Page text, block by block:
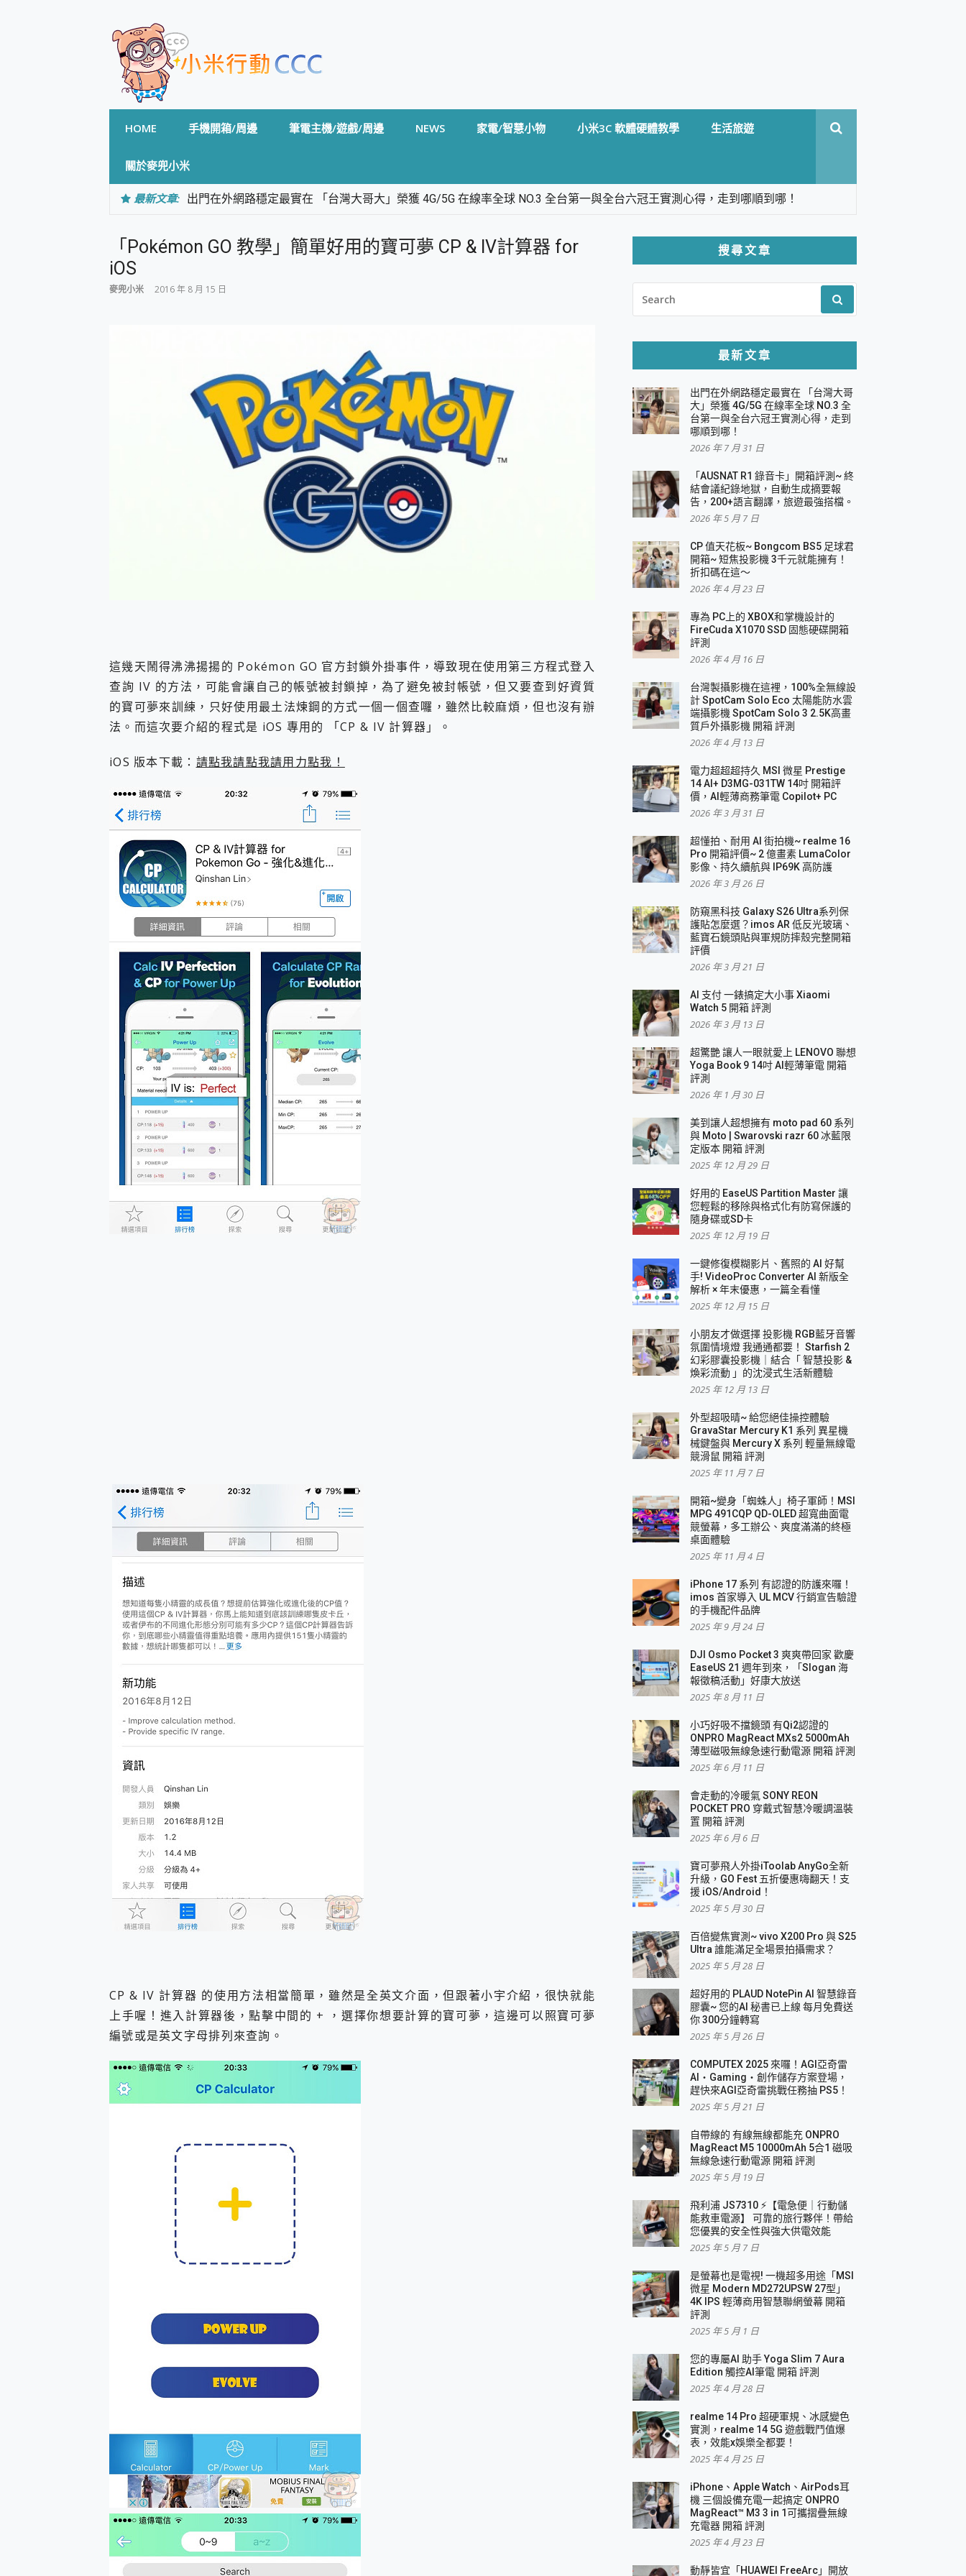
HOME 手機開箱/周邊 筆電主機/遊戲/周邊 NEWS 家電/智慧小物 小米3C 軟體硬體教學 生活旅遊
關於麥兜小米
最新文章: 出門在外網路穩定最實在 「台灣大哥大」榮獲 4G/5G 在線率全球 NO.3 全台第一與全台六冠王實測心得，走到哪順到哪！
專為 PC上的 XBOX和掌機設計的 FireCuda X1070 SSD 固態硬碟開箱 評測
台灣製攝影機在這裡，100%全無線設計 SpotCam Solo Eco 太陽能防水雲端攝影機 SpotCam Solo 3 2.5K高畫質戶外攝影機 開箱 評
電力超超超持久 MSI 微星 Prestige 14 AI+ D3MG-031TW 14吋 開箱評價，AI輕薄商務筆電 Copilot+ PC
超驚艷 讓人一眼就愛上 LENOVO 聯想 Yoga Book 9 14吋 AI輕薄筆電 開箱 評測
美到讓人超想擁有 moto pad 60 系列 與 Moto | Swarovski razr 60 冰藍限定版本 開箱 評測
好用的 EaseUS Partition Master 讓您輕鬆的移除與格式化有防寫保護的隨身碟或SD卡
一鍵修復模糊影片、舊照的 AI 好幫手! VideoProc Converter AI 新版全解析 × 年末優惠，一篇全看懂
小朋友才做選擇 投影機 RGB藍牙音響 氛圍情境燈 我通通都要！ Starfish 2 幻彩膠囊投影機｜結合「 智慧投影 & 煥彩流動 」的沈浸
式生活新體驗
外型超吸晴~ 給您絕佳操控體驗 GravaStar Mercury K1 系列 異星機械鍵盤與 Mercury X 系列 輕量無線電競滑鼠 開箱 評測
開箱~變身「蜘蛛人」椅子軍師！MSI MPG 491CQP QD-OLED 超寬曲面電競螢幕，多工辦公、爽度滿滿的終極桌面體驗
iPhone 17 系列 有認證的防護來囉！ imos 首家導入 UL MCV 行銷宣告驗證的手機配件品牌
DJI Osmo Pocket 3 爽爽帶回家 歡慶 EaseUS 21 週年到來，「Slogan 海報徵稿活動」好康大放送
小巧好吸不擋鏡頭 有Qi2認證的 ONPRO MagReact MXs2 5000mAh薄型磁吸無線急速行動電源 開箱 評測
會走動的冷暖氣 SONY REON POCKET PRO 穿戴式智慧冷暖調溫裝置 開箱 評測
寶可夢飛人外掛iToolab AnyGo全新升級，GO Fest 五折優惠嗨翻天！支援 iOS/Android！
超好用的 PLAUD NotePin AI 智慧錄音膠囊~ 您的AI 秘書已上線 每月免費送你 300分鐘轉寫
COMPUTEX 2025 來囉！AGI亞奇雷 AI・Gaming・創作儲存方案登場，趕快來AGI亞奇雷挑戰任務抽 PS5！
自帶線的 有線無線都能充 ONPRO MagReact M5 10000mAh 5合1 磁吸無線急速行動電源 開箱 評測
飛利浦 JS7310 ⚡【電急便｜行動儲能救車電源】 可靠的旅行夥伴！帶給您優異的安全性與強大供電效能
是螢幕也是電視! 一機超多用途「MSI微星 Modern MD272UPSW 27型」 4K IPS 輕薄商用智慧聯網螢幕 開箱 評測
realme 14 Pro 超硬軍規、冰感變色實測，realme 14 5G 遊戲戰鬥值爆表，效能x娛樂全都要！
iPhone、Apple Watch、AirPods耳機 三個設備充電一起搞定 ONPRO MagReact™ M3 3 in 1可攜摺疊無線充電器 開箱 評測
動靜皆宜「HUAWEI FreeArc」開放式耳掛耳機，無感配戴! 超穩超服貼，音質、通話也很優質
好玩好拍 vivo V50 ~ 口袋裡的 Zeiss 潮流攝影棚!
25種洗烘模式一機搞定! Roborock 衣莉莎白 H1 Neo分子篩洗脫烘 AI 滾筒洗衣機
B&O 精品級音響! Home+ 中嘉寬頻 SoundBox 劇院串流盒 開箱 評測
EaseUS Vocal Remover 免費線上去聲器一鍵去除人聲 人聲 音樂分離 2024 消除人聲推薦
3 個超值 MHN 飛人工具分享~~ iToolab AnyGo 魔物獵人 Now飛人 ios教學 不出門也可以到處走
Locawhere AnyTo 寶可夢飛人 AnyTo 不出門也可以飛遍全世界
小體積 40000mAh 超大容量 一次充5個設備 充好充滿 CUKTECH 酷態科 300W 微型充電站 開箱 評測
97.3% 恢復率，資料救援就是這麼簡單 EaseUS Data Recovery Wizard Free 18.0.0 業界最好的資料救援軟體
磁碟系統大風吹 有了 磁碟管理程式 EaseUS Partition Master 就是這麼簡單
全新 SONY Xperia 1 VI 開箱! 相機實測! 長焦覆蓋更遠更清晰、2日長續航、頂尖影音娛樂效能~
Xiaomi 14 Ultra 開箱 評測~ 有深度的 Leica 影像旗艦手機! 加碼小旗艦 Xiaomi 14 開箱 評測
vivo TWS 3e 真無線藍牙耳機智慧降噪升級、音質明亮溫潤，並支援雙設備連接~
MSI Claw 掌機專屬配件包 來囉 完美保護 MSI Claw A1M-026TW 電競掌機
人像旗艦 vivo V30 系列 開箱 評測! 首搭蔡司光學鏡頭、攝影棚級柔光環、拍攝功能最好玩的美拍神機 vivo V30 Pro
多個願望一次滿足 超強散熱 微星 MSI Claw A1M-026TW 電競掌機 開箱 評測
一吸完美對位 擁有超強吸力與超好用的隱磁支架 O-ONE MAG 最會吸的行動電源 開箱 評測
OPPO 哈蘇 300mm 專業增距鏡實測：Find X9 Ultra 光學長焦隨手拍，紀錄生活就是這麼簡單
Motorola edge 70 pro 及 moto g37 power上市，登錄在送飛利浦氣炸鍋
近八千元的 Soundcore Liberty 5 Pro Max，有螢幕的耳機會是智商稅嗎?
ASUS Pad 全面應援 Me Time，加碼愛奇藝黃金雙周卡體驗，專案價最低 NT$0 起
「Pokémon GO 教學」簡單好用的寶可夢 CP & IV計算器 for
iOS
麥兜小米 2016 年 8 月 15 日
這幾天鬧得沸沸揚揚的 Pokémon GO 官方封鎖外掛事件，導致現在使用第三方程式登入
查詢 IV 的方法，可能會讓自己的帳號被封鎖掉，為了避免被封帳號，但又要查到好資質
的寶可夢來訓練，只好使用最土法煉鋼的方式一個一個查囉，雖然比較麻煩，但也沒有辦
法。而這次要介紹的程式是 iOS 專用的 「CP & IV 計算器」。
iOS 版本下載： 請點我請點我請用力點我！
CP & IV 計算器 的使用方法相當簡單，雖然是全英文介面，但跟著小宇介紹，很快就能
上手喔！進入計算器後，點擊中間的 + ，選擇你想要計算的寶可夢，這邊可以照寶可夢
編號或是英文字母排列來查詢。
搜尋文章
FOR:
最新文章
出門在外網路穩定最實在 「台灣大哥
大」榮獲 4G/5G 在線率全球 NO.3 全
台第一與全台六冠王實測心得，走到
哪順到哪！
2026 年 7 月 31 日
「AUSNAT R1 錄音卡」開箱評測~ 終
結會議紀錄地獄，自動生成摘要報
告，200+語言翻譯，旅遊最強搭檔。
2026 年 5 月 7 日
CP 值天花板~ Bongcom BS5 足球君
開箱~ 短焦投影機 3千元就能擁有！
折扣碼在這～
2026 年 4 月 23 日
專為 PC上的 XBOX和掌機設計的
FireCuda X1070 SSD 固態硬碟開箱
評測
2026 年 4 月 16 日
台灣製攝影機在這裡，100%全無線設
計 SpotCam Solo Eco 太陽能防水雲
端攝影機 SpotCam Solo 3 2.5K高畫
質戶外攝影機 開箱 評測
2026 年 4 月 13 日
電力超超超持久 MSI 微星 Prestige
14 AI+ D3MG-031TW 14吋 開箱評
價，AI輕薄商務筆電 Copilot+ PC
2026 年 3 月 31 日
超懂拍、耐用 AI 街拍機~ realme 16
Pro 開箱評價~ 2 億畫素 LumaColor
影像、持久續航與 IP69K 高防護
2026 年 3 月 26 日
防窺黑科技 Galaxy S26 Ultra系列保
護貼怎麼選？imos AR 低反光玻璃、
藍寶石鏡頭貼與軍規防摔殼完整開箱
評價
2026 年 3 月 21 日
AI 支付 一錶搞定大小事 Xiaomi
Watch 5 開箱 評測
2026 年 3 月 13 日
超驚艷 讓人一眼就愛上 LENOVO 聯想
Yoga Book 9 14吋 AI輕薄筆電 開箱
評測
2026 年 1 月 30 日
美到讓人超想擁有 moto pad 60 系列
與 Moto | Swarovski razr 60 冰藍限
定版本 開箱 評測
2025 年 12 月 29 日
好用的 EaseUS Partition Master 讓
您輕鬆的移除與格式化有防寫保護的
隨身碟或SD卡
2025 年 12 月 19 日
一鍵修復模糊影片、舊照的 AI 好幫
手! VideoProc Converter AI 新版全
解析 × 年末優惠，一篇全看懂
2025 年 12 月 15 日
小朋友才做選擇 投影機 RGB藍牙音響
氛圍情境燈 我通通都要！ Starfish 2
幻彩膠囊投影機｜結合「 智慧投影 &
煥彩流動 」的沈浸式生活新體驗
2025 年 12 月 13 日
外型超吸晴~ 給您絕佳操控體驗
GravaStar Mercury K1 系列 異星機
械鍵盤與 Mercury X 系列 輕量無線電
競滑鼠 開箱 評測
2025 年 11 月 7 日
開箱~變身「蜘蛛人」椅子軍師！MSI
MPG 491CQP QD-OLED 超寬曲面電
競螢幕，多工辦公、爽度滿滿的終極
桌面體驗
2025 年 11 月 4 日
iPhone 17 系列 有認證的防護來囉！
imos 首家導入 UL MCV 行銷宣告驗證
的手機配件品牌
2025 年 9 月 24 日
DJI Osmo Pocket 3 爽爽帶回家 歡慶
EaseUS 21 週年到來，「Slogan 海
報徵稿活動」好康大放送
2025 年 8 月 11 日
小巧好吸不擋鏡頭 有Qi2認證的
ONPRO MagReact MXs2 5000mAh
薄型磁吸無線急速行動電源 開箱 評測
2025 年 6 月 11 日
會走動的冷暖氣 SONY REON
POCKET PRO 穿戴式智慧冷暖調溫裝
置 開箱 評測
2025 年 6 月 6 日
寶可夢飛人外掛iToolab AnyGo全新
升級，GO Fest 五折優惠嗨翻天！支
援 iOS/Android！
2025 年 5 月 30 日
百倍變焦實測~ vivo X200 Pro 與 S25
Ultra 誰能滿足全場景拍攝需求？
2025 年 5 月 28 日
超好用的 PLAUD NotePin AI 智慧錄音
膠囊~ 您的AI 秘書已上線 每月免費送
你 300分鐘轉寫
2025 年 5 月 26 日
COMPUTEX 2025 來囉！AGI亞奇雷
AI・Gaming・創作儲存方案登場，
趕快來AGI亞奇雷挑戰任務抽 PS5！
2025 年 5 月 21 日
自帶線的 有線無線都能充 ONPRO
MagReact M5 10000mAh 5合1 磁吸
無線急速行動電源 開箱 評測
2025 年 5 月 19 日
飛利浦 JS7310 ⚡【電急便｜行動儲
能救車電源】 可靠的旅行夥伴！帶給
您優異的安全性與強大供電效能
2025 年 5 月 7 日
是螢幕也是電視! 一機超多用途「MSI
微星 Modern MD272UPSW 27型」
4K IPS 輕薄商用智慧聯網螢幕 開箱
評測
2025 年 5 月 1 日
您的專屬AI 助手 Yoga Slim 7 Aura
Edition 觸控AI筆電 開箱 評測
2025 年 4 月 28 日
realme 14 Pro 超硬軍規、冰感變色
實測，realme 14 5G 遊戲戰鬥值爆
表，效能x娛樂全都要！
2025 年 4 月 25 日
iPhone、Apple Watch、AirPods耳
機 三個設備充電一起搞定 ONPRO
MagReact™ M3 3 in 1可攜摺疊無線
充電器 開箱 評測
2025 年 4 月 23 日
動靜皆宜「HUAWEI FreeArc」開放